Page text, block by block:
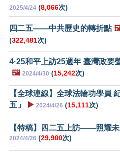
2025/4/24 (8,066次)
四二五——中共歷史的轉折點
(322,481次)
4·25和平上訪25週年 臺灣政要
🖼️ 2024/4/30 (15,242次)
【全球連線】全球法輪功學員
五」
▶️ 2024/4/26 (15,111次)
【特稿】四二五上訪——照耀
2024/4/26 (29,900次)